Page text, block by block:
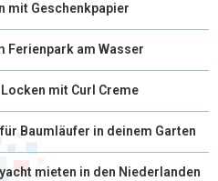
mit Geschenkpapier
Ferienpark am Wasser
mit Curl Creme
Baumläufer in deinem Garten
mieten in den Niederlanden